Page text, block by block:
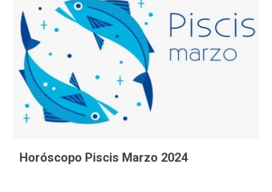
Horóscopo Piscis Marzo 2024